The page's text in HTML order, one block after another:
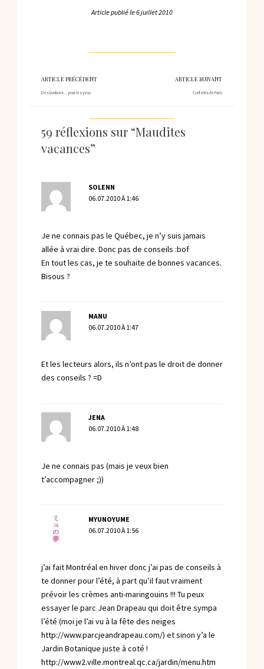
Article publié le6 juillet 2010
ARTICLE PRÉCÉDENT
Des bonbons… pour les yeux
ARTICLE SUIVANT
Confettis de Paris
59 réflexions sur “Maudites
vacances”
SOLENN
06.07.2010 À 1:46
Je ne connais pas le Québec, je n’y suis jamais
allée à vrai dire. Donc pas de conseils :bof
En tout les cas, je te souhaite de bonnes vacances.
Bisous ?
MANU
06.07.2010 À 1:47
Et les lecteurs alors, ils n’ont pas le droit de donner
des conseils ? =D
JENA
06.07.2010 À 1:48
Je ne connais pas (mais je veux bien
t’accompagner ;))
MYUNOYUME
06.07.2010 À 1:56
j’ai fait Montréal en hiver donc j’ai pas de conseils à
te donner pour l’été, à part qu’il faut vraiment
prévoir les crèmes anti-maringouins !!! Tu peux
essayer le parc Jean Drapeau qui doit être sympa
l’été (moi je l’ai vu à la fête des neiges
http://www.parcjeandrapeau.com/) et sinon y’a le
Jardin Botanique juste à coté !
http://www2.ville.montreal.qc.ca/jardin/menu.htm